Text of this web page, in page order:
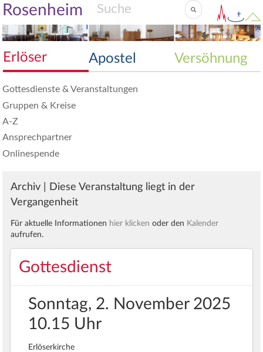
Rosenheim
Erlöser Apostel Versöhnung
Gottesdienste & Veranstaltungen
Gruppen & Kreise
A-Z
Ansprechpartner
Onlinespende
Archiv | Diese Veranstaltung liegt in der
Vergangenheit
Für aktuelle Informationen hier klicken oder den Kalender
aufrufen.
Gottesdienst
Sonntag, 2. November 2025
10.15 Uhr
Erlöserkirche